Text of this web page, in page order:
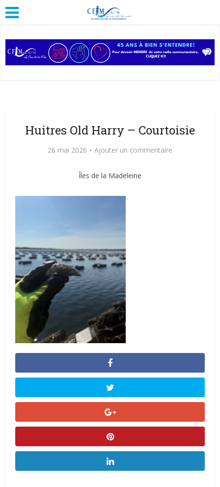
Huitres Old Harry – Courtoisie
26 mai 2026 Ajouter un commentaire
Îles de la Madeleine